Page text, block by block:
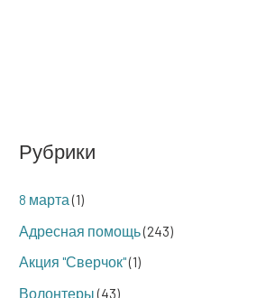
Рубрики
8 марта(1)
Адресная помощь(243)
Акция "Сверчок"(1)
Волонтеры(43)